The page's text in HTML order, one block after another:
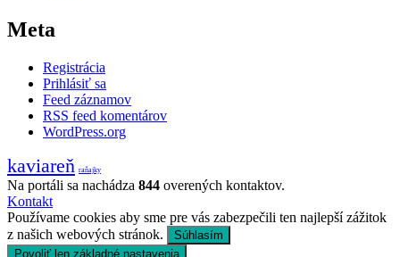
Meta
Registrácia
Prihlásiť sa
Feed záznamov
RSS feed komentárov
WordPress.org
kaviareň raňajky
Na portáli sa nachádza 844 overených kontaktov.
Kontakt
Používame cookies aby sme pre vás zabezpečili ten najlepší zážitok
z našich webových stránok.
Súhlasím
Povoliť len základné nastavenia